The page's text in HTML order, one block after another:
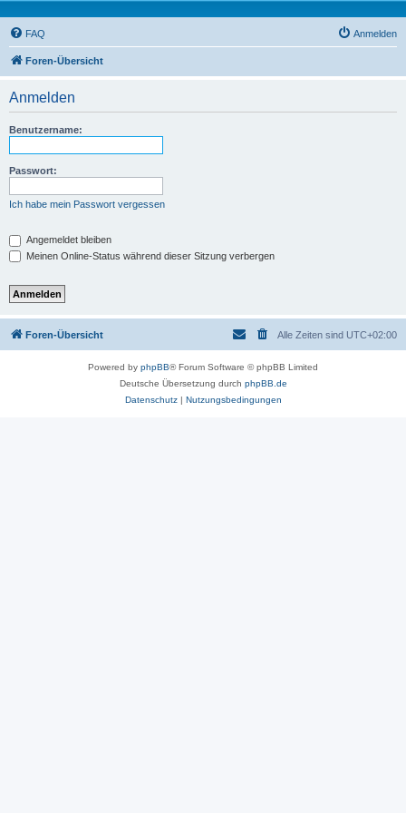
FAQ Anmelden
Foren-Übersicht
Anmelden
Benutzername:
Passwort:
Ich habe mein Passwort vergessen
Angemeldet bleiben
Meinen Online-Status während dieser Sitzung verbergen
Foren-Übersicht Alle Zeiten sind UTC+02:00
Powered by phpBB® Forum Software © phpBB Limited
Deutsche Übersetzung durch phpBB.de
Datenschutz| Nutzungsbedingungen